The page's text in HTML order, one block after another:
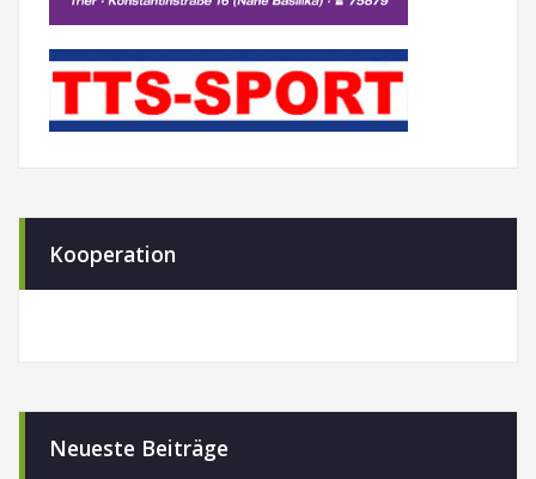
Kooperation
Neueste Beiträge